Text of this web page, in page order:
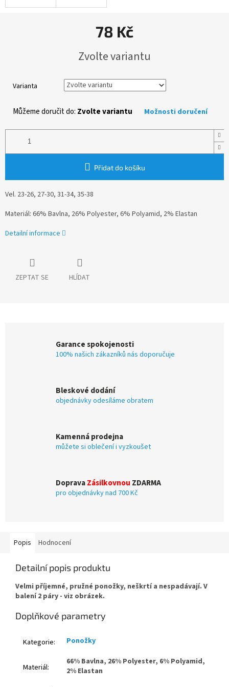
78 Kč
cena:
Zvolte variantu
Varianta
Můžeme doručit do: Zvolte variantu Možnosti doručení
Přidat do košíku
Vel. 23-26, 27-30, 31-34, 35-38
Materiál: 66% Bavlna, 26% Polyester, 6% Polyamid, 2% Elastan
Detailní informace
ZEPTAT SE HLÍDAT
Garance spokojenosti
100% našich zákazníků nás doporučuje
Bleskové dodání
objednávky odesíláme obratem
Kamenná prodejna
můžete si oblečení i vyzkoušet
DopravaZásilkovnou ZDARMA
pro objednávky nad 700 Kč
Popis Hodnocení
Detailní popis produktu
Velmi příjemné, pružné ponožky, neškrtí a nespadávají. V
balení 2 páry - viz obrázek.
Doplňkové parametry
Kategorie: Ponožky
Materiál:
66% Bavlna, 26% Polyester, 6% Polyamid,
2% Elastan